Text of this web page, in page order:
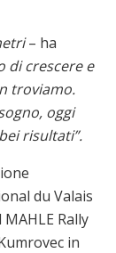
– ha
di crescere e
troviamo.
oggi
risultati”.
du Valais
Rally
in